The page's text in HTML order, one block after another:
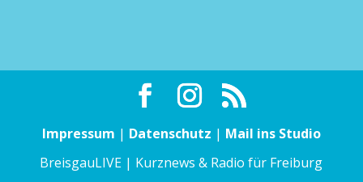
Impressum | Datenschutz | Mail ins Studio
BreisgauLIVE | Kurznews & Radio für Freiburg